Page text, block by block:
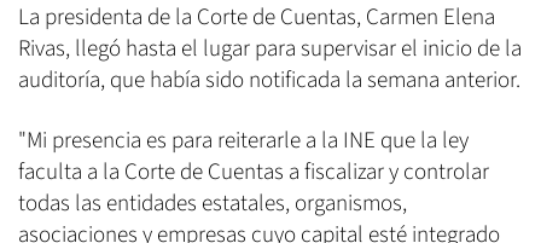
La presidenta de la Corte de Cuentas, Carmen Elena
Rivas, llegó hasta el lugar para supervisar el inicio de la
auditoría, que había sido notificada la semana anterior.
"Mi presencia es para reiterarle a la INE que la ley
faculta a la Corte de Cuentas a fiscalizar y controlar
todas las entidades estatales, organismos,
asociaciones y empresas cuyo capital esté integrado